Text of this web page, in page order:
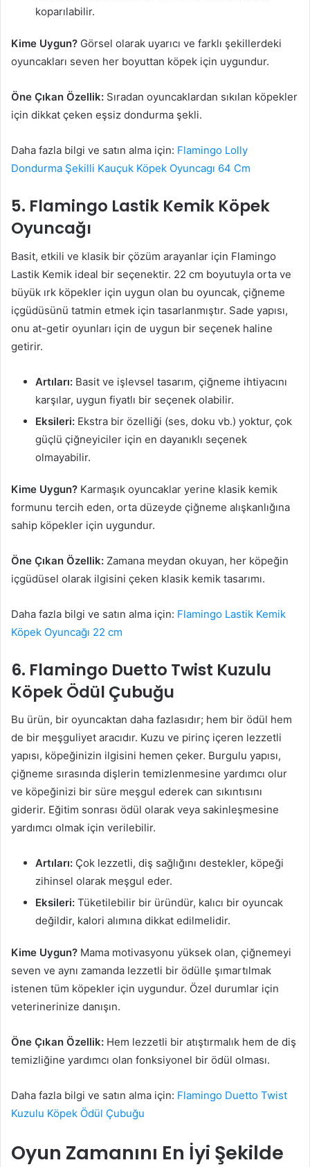
koparılabilir.
Kime Uygun? Görsel olarak uyarıcı ve farklı şekillerdeki
oyuncakları seven her boyuttan köpek için uygundur.
Öne Çıkan Özellik: Sıradan oyuncaklardan sıkılan köpekler
için dikkat çeken eşsiz dondurma şekli.
Daha fazla bilgi ve satın alma için: Flamingo Lolly
Dondurma Şekilli Kauçuk Köpek Oyuncagı 64 Cm
5. Flamingo Lastik Kemik Köpek
Oyuncağı
Basit, etkili ve klasik bir çözüm arayanlar için Flamingo
Lastik Kemik ideal bir seçenektir. 22 cm boyutuyla orta ve
büyük ırk köpekler için uygun olan bu oyuncak, çiğneme
içgüdüsünü tatmin etmek için tasarlanmıştır. Sade yapısı,
onu at-getir oyunları için de uygun bir seçenek haline
getirir.
Artıları: Basit ve işlevsel tasarım, çiğneme ihtiyacını
karşılar, uygun fiyatlı bir seçenek olabilir.
Eksileri: Ekstra bir özelliği (ses, doku vb.) yoktur, çok
güçlü çiğneyiciler için en dayanıklı seçenek
olmayabilir.
Kime Uygun? Karmaşık oyuncaklar yerine klasik kemik
formunu tercih eden, orta düzeyde çiğneme alışkanlığına
sahip köpekler için uygundur.
Öne Çıkan Özellik: Zamana meydan okuyan, her köpeğin
içgüdüsel olarak ilgisini çeken klasik kemik tasarımı.
Daha fazla bilgi ve satın alma için: Flamingo Lastik Kemik
Köpek Oyuncağı 22 cm
6. Flamingo Duetto Twist Kuzulu
Köpek Ödül Çubuğu
Bu ürün, bir oyuncaktan daha fazlasıdır; hem bir ödül hem
de bir meşguliyet aracıdır. Kuzu ve pirinç içeren lezzetli
yapısı, köpeğinizin ilgisini hemen çeker. Burgulu yapısı,
çiğneme sırasında dişlerin temizlenmesine yardımcı olur
ve köpeğinizi bir süre meşgul ederek can sıkıntısını
giderir. Eğitim sonrası ödül olarak veya sakinleşmesine
yardımcı olmak için verilebilir.
Artıları: Çok lezzetli, diş sağlığını destekler, köpeği
zihinsel olarak meşgul eder.
Eksileri: Tüketilebilir bir üründür, kalıcı bir oyuncak
değildir, kalori alımına dikkat edilmelidir.
Kime Uygun? Mama motivasyonu yüksek olan, çiğnemeyi
seven ve aynı zamanda lezzetli bir ödülle şımartılmak
istenen tüm köpekler için uygundur. Özel durumlar için
veterinerinize danışın.
Öne Çıkan Özellik: Hem lezzetli bir atıştırmalık hem de diş
temizliğine yardımcı olan fonksiyonel bir ödül olması.
Daha fazla bilgi ve satın alma için: Flamingo Duetto Twist
Kuzulu Köpek Ödül Çubuğu
Oyun Zamanını En İyi Şekilde